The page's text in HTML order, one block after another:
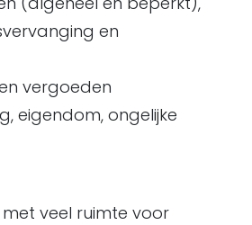
en
vergoeden
eigendom, ongelijke
veel ruimte voor